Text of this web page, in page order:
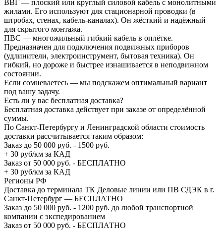
ВВГ — плоский или круглый силовой кабель с монолитными
жилами. Его используют для стационарной проводки (в
штробах, стенах, кабель-каналах). Он жёсткий и надёжный
для скрытого монтажа.
ПВС — многожильный гибкий кабель в оплётке.
Предназначен для подключения подвижных приборов
(удлинители, электроинструмент, бытовая техника). Он
гибкий, но дороже и быстрее изнашивается в неподвижном
состоянии.
Если сомневаетесь — мы подскажем оптимальный вариант
под вашу задачу.
Есть ли у вас бесплатная доставка?
Бесплатная доставка действует при заказе от определённой
суммы.
По Санкт-Петербургу и Ленинградской области стоимость
доставки рассчитывается таким образом:
Заказ до 50 000 руб. - 1500 руб.
+ 30 руб/км за КАД
Заказ от 50 000 руб. - БЕСПЛАТНО
+ 30 руб/км за КАД
Регионы РФ
Доставка до терминала ТК Деловые линии или ПВ СДЭК в г.
Санкт-Петербург — БЕСПЛАТНО
Заказ до 50 000 руб. - 1200 руб. до любой транспортной
компании с экспедированием
Заказ от 50 000 руб. - БЕСПЛАТНО